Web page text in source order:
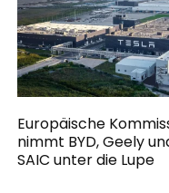
Europäische
nimmt BYD, Geely
SAIC unter die Lupe